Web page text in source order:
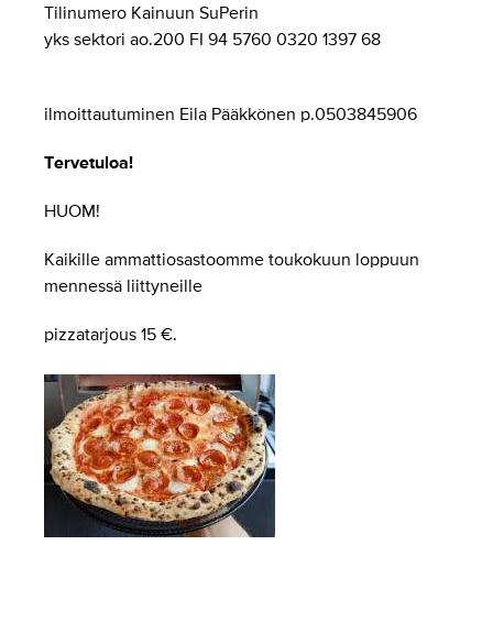
Tilinumero Kainuun SuPerin
yks sektori ao.200 FI 94 5760 0320 1397 68
ilmoittautuminen Eila Pääkkönen p.0503845906
Tervetuloa!
HUOM!
Kaikille ammattiosastoomme toukokuun loppuun
mennessä liittyneille
pizzatarjous 15 €.